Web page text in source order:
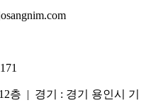
층 | 경기 : 경기 용인시 기